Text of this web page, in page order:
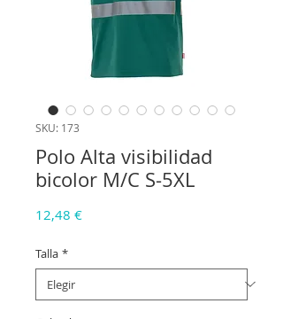
SKU: 173
Polo Alta visibilidad
bicolor M/C S-5XL
12,48 €Precio
Talla *